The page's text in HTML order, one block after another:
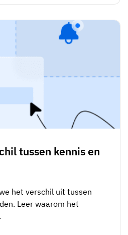
tussen kennis en
het verschil uit tussen
Leer waarom het